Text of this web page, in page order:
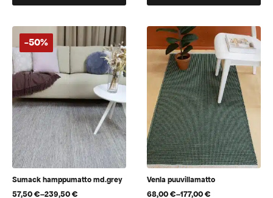
useampi
muunnelma.
Voit
tehdä
valinnat
tuotteen
sivulla.
useampi
muunnelma.
Voit
tehdä
valinnat
tuotteen
sivulla.
-50%
Sumack hamppumatto md.grey
57,50€–239,50€
Venla puuvillamatto
68,00€–177,00€